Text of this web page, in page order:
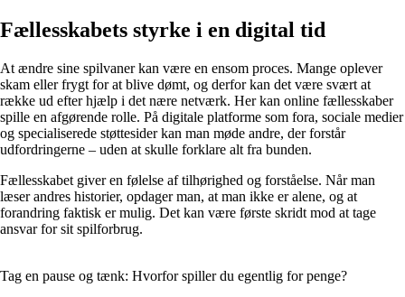
Fællesskabets styrke i en digital tid
At ændre sine spilvaner kan være en ensom proces. Mange oplever
skam eller frygt for at blive dømt, og derfor kan det være svært at
række ud efter hjælp i det nære netværk. Her kan online fællesskaber
spille en afgørende rolle. På digitale platforme som fora, sociale medier
og specialiserede støttesider kan man møde andre, der forstår
udfordringerne – uden at skulle forklare alt fra bunden.
Fællesskabet giver en følelse af tilhørighed og forståelse. Når man
læser andres historier, opdager man, at man ikke er alene, og at
forandring faktisk er mulig. Det kan være første skridt mod at tage
ansvar for sit spilforbrug.
Tag en pause og tænk: Hvorfor spiller du egentlig for penge?